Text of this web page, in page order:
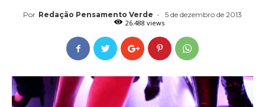
Por Redação Pensamento Verde -
5 de dezembro de 2013
26.488 views